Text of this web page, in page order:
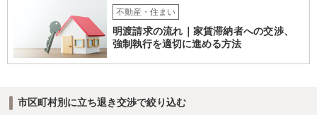
側（あなた側）から同意を取り付けようとしているものと思われま
す。 （建物賃貸借契約の更新等） 第二十六条 建物の賃貸借について
期間の定めがある場合において、当事者が期間の満了の一年前から六
月前までの間に相手方に対して更新をしない旨の通知又は条件を変更
しなければ更新をしない旨の通知をしなかったときは、従前の契約と
めがないものとする。 ２ 前項の通知をした場合であっても、建物の
賃貸借の期間が満了した後建物の賃借人が使用を継続する場合におい
不動産・住まい
明渡請求の流れ｜家賃滞納者への交渉、
強制執行を適切に進める方法
市区町村別に立ち退き交渉で絞り込む